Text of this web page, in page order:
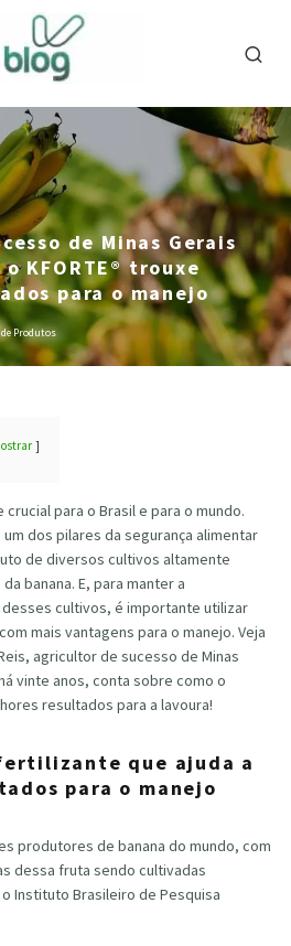
de Minas Gerais
KFORTE® trouxe
para o manejo
Produtos
para o Brasil e para o mundo.
dos pilares da segurança alimentar
de diversos cultivos altamente
banana. E, para manter a
cultivos, é importante utilizar
mais vantagens para o manejo. Veja
agricultor de sucesso de Minas
vinte anos, conta sobre como o
resultados para a lavoura!
que ajuda a
para o manejo
produtores de banana do mundo, com
dessa fruta sendo cultivadas
Instituto Brasileiro de Pesquisa